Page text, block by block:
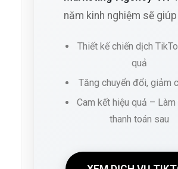
năm kinh nghiệm sẽ
Thiết kế chiến dịch
quả
Tăng chuyển đổi, giảm
Cam kết hiệu quả –
thanh toán sau